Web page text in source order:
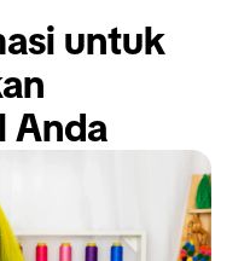
untuk
Anda